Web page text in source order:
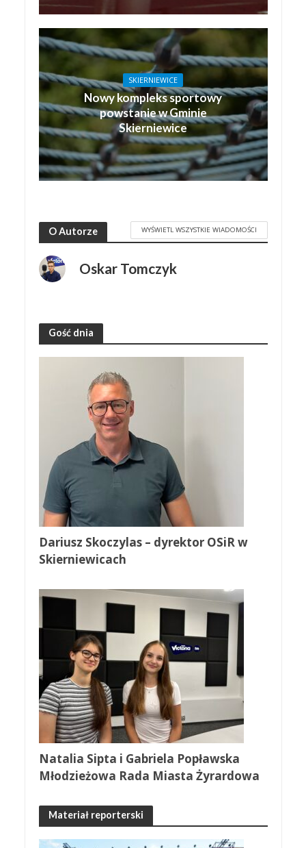
SKIERNIEWICE
Nowy kompleks sportowy
powstanie w Gminie
Skierniewice
O Autorze WYŚWIETL WSZYSTKIE WIADOMOŚCI
Oskar Tomczyk
Gość dnia
Dariusz Skoczylas – dyrektor OSiR w
Skierniewicach
Natalia Sipta i Gabriela Popławska
Młodzieżowa Rada Miasta Żyrardowa
Materiał reporterski